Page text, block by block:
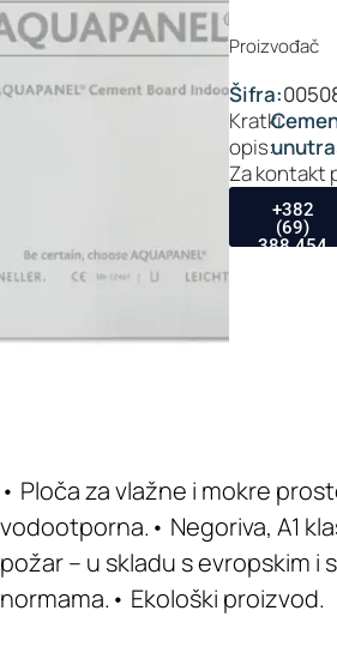
Proizvođač
Šifra:
Kratki
opis:
Za kontakt
+382
(69)
388 454
• Ploča za vlažne i mokre
vodootporna.• Negoriva, A1
požar – u skladu s evropskim i
normama.• Ekološki proizvod.